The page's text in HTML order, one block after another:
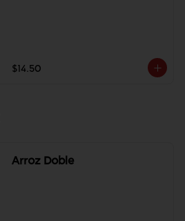
$14.50
Arroz Doble